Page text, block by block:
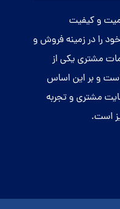
و کیفیت
را در زمینه فروش و
مشتری یکی از
و بر این اساس
مشتری و تجربه
است.